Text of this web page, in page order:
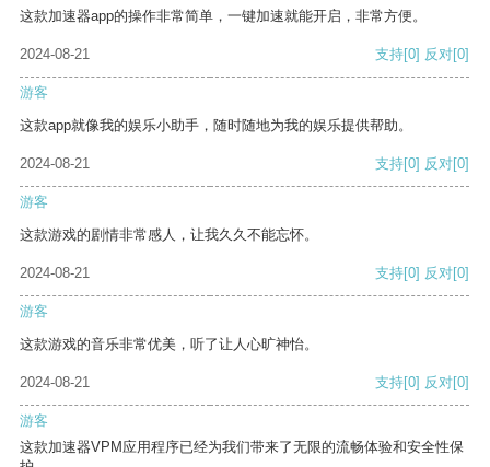
这款加速器app的操作非常简单，一键加速就能开启，非常方便。
2024-08-21 支持[0] 反对[0]
游客
这款app就像我的娱乐小助手，随时随地为我的娱乐提供帮助。
2024-08-21 支持[0] 反对[0]
游客
这款游戏的剧情非常感人，让我久久不能忘怀。
2024-08-21 支持[0] 反对[0]
游客
这款游戏的音乐非常优美，听了让人心旷神怡。
2024-08-21 支持[0] 反对[0]
游客
这款加速器VPM应用程序已经为我们带来了无限的流畅体验和安全性保